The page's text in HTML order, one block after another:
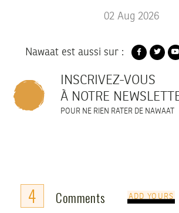
02 Aug 2026
Nawaat est aussi sur :
INSCRIVEZ-VOUS
À NOTRE
POUR NE RIEN RATER DE NAWAAT
4 Comments ADD YOURS